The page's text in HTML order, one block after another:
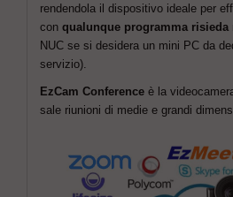
rendendola il dispositivo ideale per
conqualunque programma risieda
NUC se si desidera un mini PC da
servizio).
EzCam Conferenceè la
sale riunioni di medie e grandi